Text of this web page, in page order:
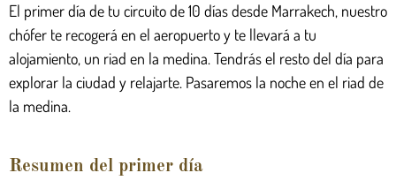
El primer día de tu circuito de 10 días desde Marrakech, nuestro
chófer te recogerá en el aeropuerto y te llevará a tu
alojamiento, un riad en la medina. Tendrás el resto del día para
explorar la ciudad y relajarte. Pasaremos la noche en el riad de
la medina.
Resumen del primer día